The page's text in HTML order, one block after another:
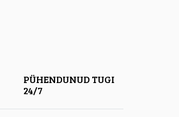
PÜHENDUNUD TUGI
24/7